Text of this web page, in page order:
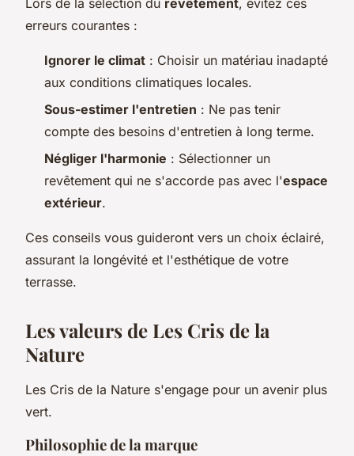
erreurs courantes :
Ignorer le climat : Choisir un matériau inadapté
aux conditions climatiques locales.
Sous-estimer l'entretien : Ne pas tenir
compte des besoins d'entretien à long terme.
Négliger l'harmonie : Sélectionner un
revêtement qui ne s'accorde pas avec l'espace
extérieur.
Ces conseils vous guideront vers un choix éclairé,
assurant la longévité et l'esthétique de votre
terrasse.
Les valeurs de Les Cris de la
Nature
Les Cris de la Nature s'engage pour un avenir plus
vert.
Philosophie de la marque